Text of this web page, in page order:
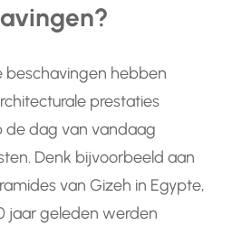
beschavingen hebben
prestaties
de dag van vandaag
Denk bijvoorbeeld aan
van Gizeh in Egypte,
jaar geleden werden